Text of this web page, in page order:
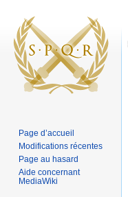
Page d’accueil
Modifications récentes
Page au hasard
Aide concernant
MediaWiki